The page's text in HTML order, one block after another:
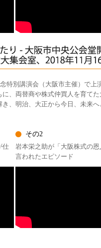
特別講演会（大阪市主催）で
、両替商や株式仲買人を育て
、明治、大正から今日、未来へ
仕
その2
岩本栄之助が「大阪株式の恩
言われたエピソード